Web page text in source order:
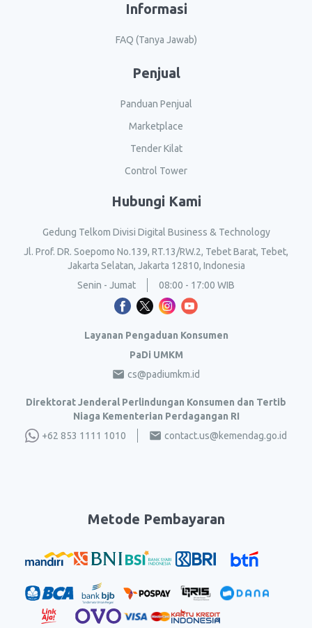
Informasi
FAQ (Tanya Jawab)
Penjual
Panduan Penjual
Marketplace
Tender Kilat
Control Tower
Hubungi Kami
Gedung Telkom Divisi Digital Business & Technology
Jl. Prof. DR. Soepomo No.139, RT.13/RW.2, Tebet Barat, Tebet,
Jakarta Selatan, Jakarta 12810, Indonesia
Senin - Jumat
08:00 - 17:00 WIB
Layanan Pengaduan Konsumen
PaDi UMKM
cs@padiumkm.id
Direktorat Jenderal Perlindungan Konsumen dan Tertib
Niaga Kementerian Perdagangan RI
+62 853 1111 1010
contact.us@kemendag.go.id
Metode Pembayaran